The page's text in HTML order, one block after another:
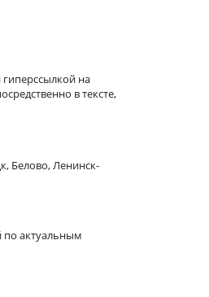
гиперссылкой на
в тексте,
Белово, Ленинск-
по актуальным